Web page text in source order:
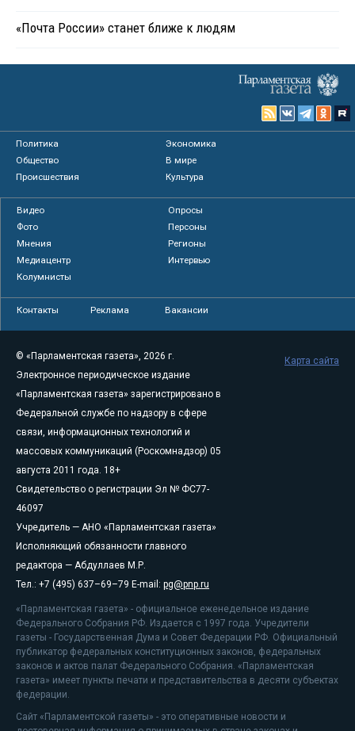
«Почта России» станет ближе к людям
Политика
Экономика
Общество
В мире
Происшествия
Культура
Видео
Опросы
Фото
Персоны
Мнения
Регионы
Медиацентр
Интервью
Колумнисты
Контакты Реклама Вакансии
© «Парламентская газета», 2026 г.
Электронное периодическое издание
«Парламентская газета» зарегистрировано в
Федеральной службе по надзору в сфере
связи, информационных технологий и
массовых коммуникаций (Роскомнадзор) 05
августа 2011 года. 18+
Свидетельство о регистрации Эл № ФС77-
46097
Учредитель — АНО «Парламентская газета»
Исполняющий обязанности главного
редактора — Абдуллаев М.Р.
Тел.: +7 (495) 637–69–79 E-mail: pg@pnp.ru
«Парламентская газета» - официальное еженедельное издание
Федерального Собрания РФ. Издается с 1997 года. Учредители
газеты - Государственная Дума и Совет Федерации РФ. Официальный
публикатор федеральных конституционных законов, федеральных
законов и актов палат Федерального Собрания. «Парламентская
газета» имеет пункты печати и представительства в десяти субъектах
федерации.
Сайт «Парламентской газеты» - это оперативные новости и
Карта сайта